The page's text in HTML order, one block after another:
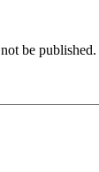
be published.